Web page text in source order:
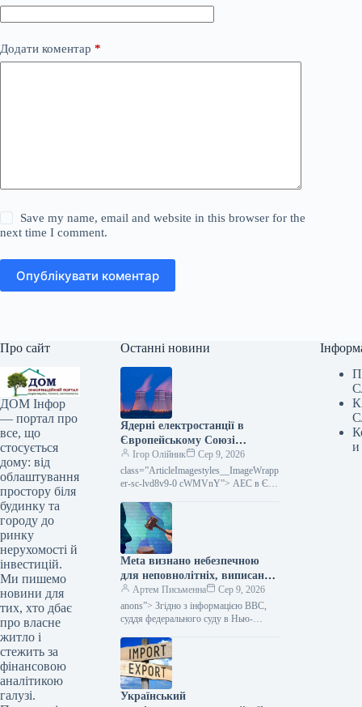
Додати коментар *
Save my name, email and website in this browser for the
next time I comment.
Опублікувати коментар
Про сайт
ДОМ Інфор
— портал про
все, що
стосується
дому: від
облаштування
простору біля
будинку та
городу до
ринку
нерухомості й
інвестицій.
Ми пишемо
новини для
тих, хто дбає
про власне
житло і
стежить за
фінансовою
аналітикою
галузі.
Останні новини
Ядерні електростанції в
Європейському Союзі
припиняють роботу через
низький рівень води в річках
(експертна оцінка)
Ігор Олійник
Сер 9, 2026
class=”ArticleImagestyles__ImageWrapp
er-sc-lvd8v9-0 cWMVnY”> АЕС в ЄС
(думка експерта)У зв’язку з
екстремальною спекою в Європі
Meta визнано небезпечною
для неповнолітніх, виписано
штраф у розмірі 567
мільйонів доларів та
накладено суворі
Міністерство фінансів.
Артем Письменна
Сер 9, 2026
anons”> Згідно з інформацією BBC,
суддя федерального суду в Нью-
зобов’язавши компанію виплатити 567
мільйонів доларів…
Український
и